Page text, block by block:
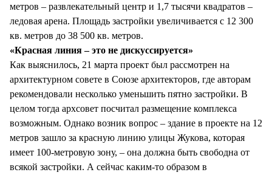
метров – развлекательный центр и 1,7 тысячи квадратов –
ледовая арена. Площадь застройки увеличивается с 12 300
кв. метров до 38 500 кв. метров.
«Красная линия – это не дискуссируется»
Как выяснилось, 21 марта проект был рассмотрен на
архитектурном совете в Союзе архитекторов, где авторам
рекомендовали несколько уменьшить пятно застройки. В
целом тогда архсовет посчитал размещение комплекса
возможным. Однако возник вопрос – здание в проекте на 12
метров зашло за красную линию улицы Жукова, которая
имеет 100-метровую зону, – она должна быть свободна от
всякой застройки. А сейчас каким-то образом в